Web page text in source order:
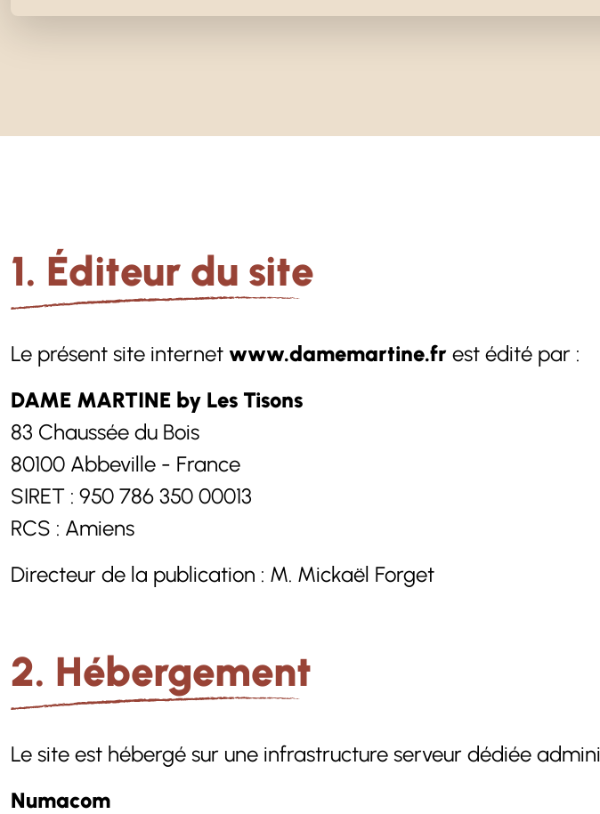
1. Éditeur du site
Le présent site internet www.damemartine.fr est édité par :
DAME MARTINE by Les Tisons
83 Chaussée du Bois
80100 Abbeville - France
SIRET : 950 786 350 00013
RCS : Amiens
Directeur de la publication : M. Mickaël Forget
2. Hébergement
Le site est hébergé sur une infrastructure serveur dédiée
Numacom